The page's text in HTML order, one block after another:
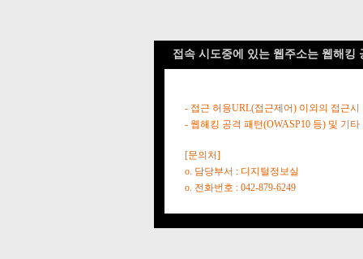
접속 시도중에 있는 웹주소는 웹해킹
- 접근 허용URL(접근제어) 이외의 접근시
- 웹해킹 공격 패턴(OWASP10 등) 및 기
[문의처]
o. 담당부서 : 디지털정보실
o. 전화번호 : 042-879-6249